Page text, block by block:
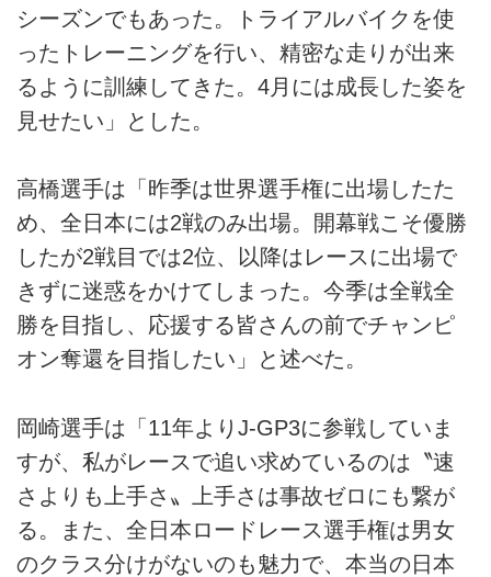
シーズンでもあった。トライアルバイクを使
ったトレーニングを行い、精密な走りが出来
るように訓練してきた。4月には成長した姿を
見せたい」とした。
高橋選手は「昨季は世界選手権に出場したた
め、全日本には2戦のみ出場。開幕戦こそ優勝
したが2戦目では2位、以降はレースに出場で
きずに迷惑をかけてしまった。今季は全戦全
勝を目指し、応援する皆さんの前でチャンピ
オン奪還を目指したい」と述べた。
岡崎選手は「11年よりJ-GP3に参戦していま
すが、私がレースで追い求めているのは〝速
さよりも上手さ〟上手さは事故ゼロにも繋が
る。また、全日本ロードレース選手権は男女
のクラス分けがないのも魅力で、本当の日本